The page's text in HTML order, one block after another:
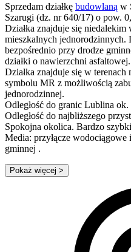
Sprzedam działkę budowlaną w
Szarugi (dz. nr 640/17) o pow.
Działka znajduje się
mieszkalnych jednorodzinnych.
bezpośrednio przy drodze
działki o nawierzchni asfaltowej.
Działka znajduje się w
symbolu MR z możliwością
jednorodzinnej.
Odległość do granic Lublina ok.
Odległość do najbliższego
Spokojna okolica. Bardzo
Media: przyłącze
gminnej .
Pokaż więcej >